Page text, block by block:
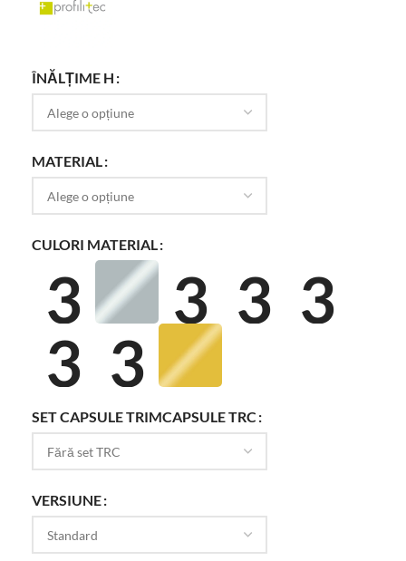
ÎNĂLȚIME H
MATERIAL
CULORI MATERIAL
SET CAPSULE TRIMCAPSULE TRC
VERSIUNE